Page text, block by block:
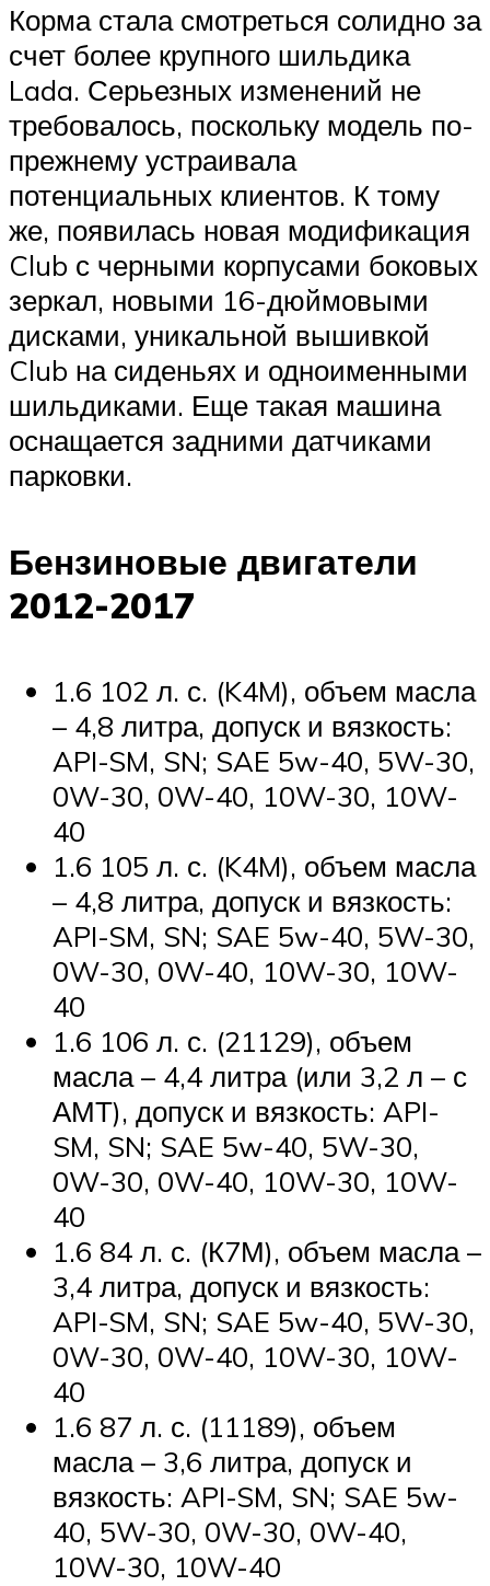
Корма стала смотреться солидно за
счет более крупного шильдика
Lada. Серьезных изменений не
требовалось, поскольку модель по-
прежнему устраивала
потенциальных клиентов. К тому
же, появилась новая модификация
Club с черными корпусами боковых
зеркал, новыми 16-дюймовыми
дисками, уникальной вышивкой
Club на сиденьях и одноименными
шильдиками. Еще такая машина
оснащается задними датчиками
парковки.
Бензиновые двигатели
2012-2017
1.6 102 л. с. (K4M), объем масла
– 4,8 литра, допуск и вязкость:
API-SM, SN; SAE 5w-40, 5W-30,
0W-30, 0W-40, 10W-30, 10W-
40
1.6 105 л. с. (K4M), объем масла
– 4,8 литра, допуск и вязкость:
API-SM, SN; SAE 5w-40, 5W-30,
0W-30, 0W-40, 10W-30, 10W-
40
1.6 106 л. с. (21129), объем
масла – 4,4 литра (или 3,2 л – с
АМТ), допуск и вязкость: API-
SM, SN; SAE 5w-40, 5W-30,
0W-30, 0W-40, 10W-30, 10W-
40
1.6 84 л. с. (К7М), объем масла –
3,4 литра, допуск и вязкость:
API-SM, SN; SAE 5w-40, 5W-30,
0W-30, 0W-40, 10W-30, 10W-
40
1.6 87 л. с. (11189), объем
масла – 3,6 литра, допуск и
вязкость: API-SM, SN; SAE 5w-
40, 5W-30, 0W-30, 0W-40,
10W-30, 10W-40